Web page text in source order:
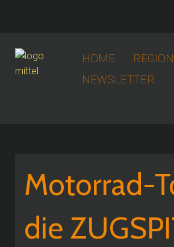
HOME
NEWSLETTER
Motorrad-
die